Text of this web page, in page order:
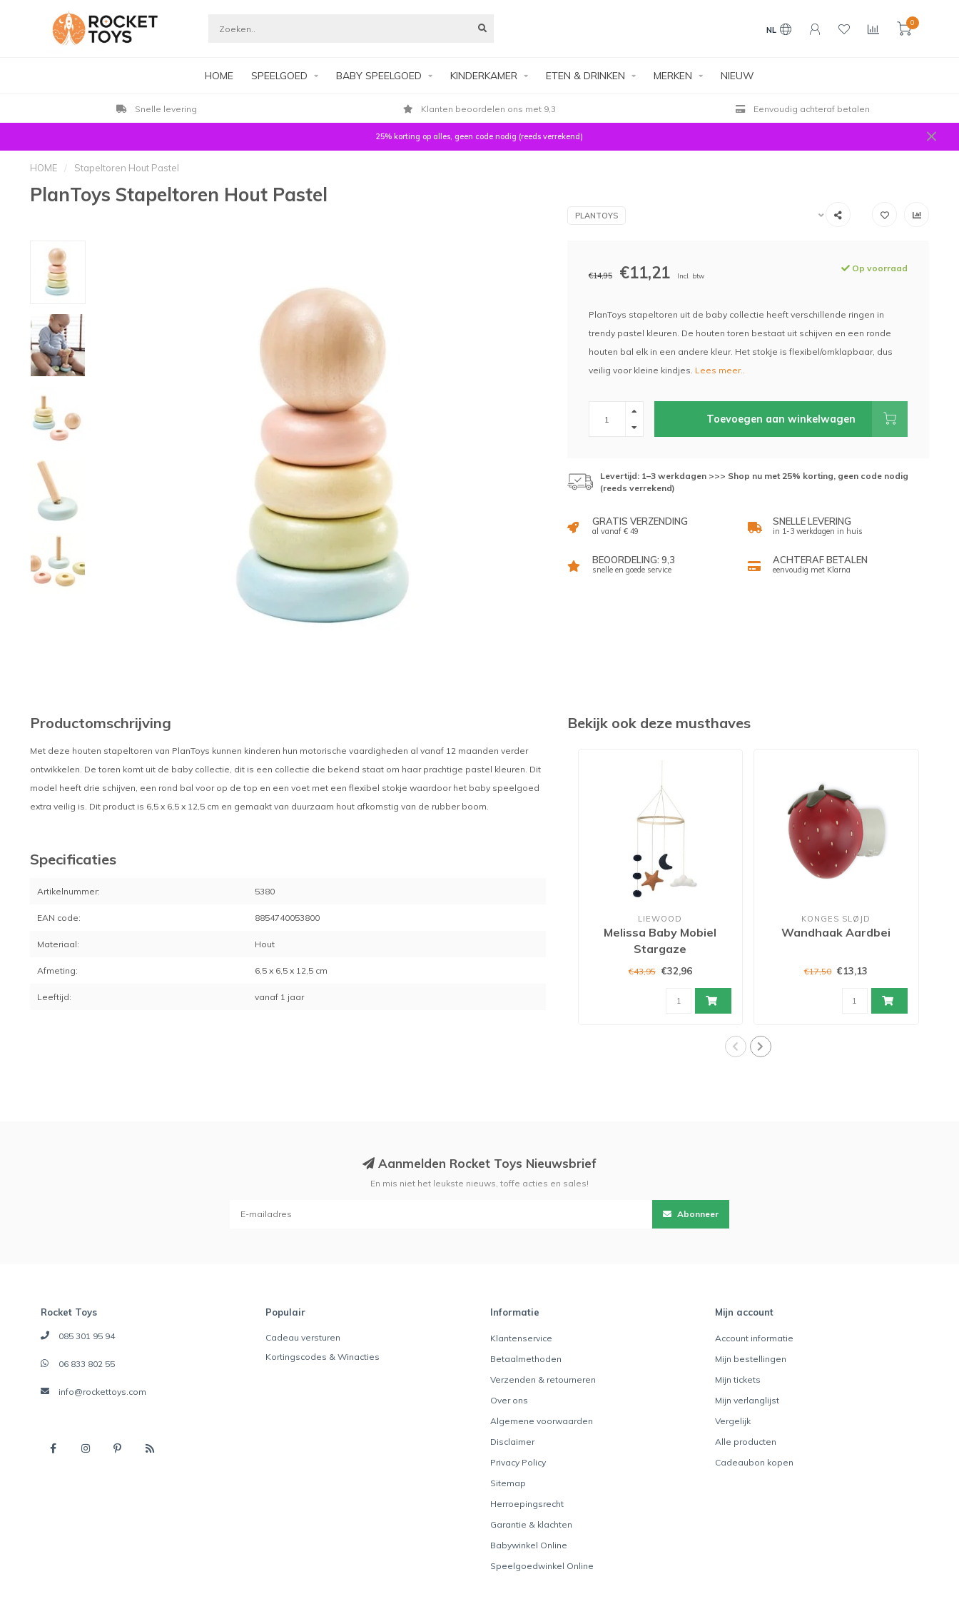
NL
0
HOME SPEELGOED BABY SPEELGOED KINDERKAMER ETEN & DRINKEN MERKEN NIEUW
Snelle levering Klanten beoordelen ons met 9,3 Eenvoudig achteraf betalen
25% korting op alles, geen code nodig (reeds verrekend)
HOME / Stapeltoren Hout Pastel
PlanToys Stapeltoren Hout Pastel
PLANTOYS
€14,95 €11,21 Incl. btw
Op voorraad
PlanToys stapeltoren uit de baby collectie heeft verschillende ringen in
trendy pastel kleuren. De houten toren bestaat uit schijven en een ronde
houten bal elk in een andere kleur. Het stokje is flexibel/omklapbaar, dus
veilig voor kleine kindjes. Lees meer..
Toevoegen aan winkelwagen
Levertijd: 1–3 werkdagen >>> Shop nu met 25% korting, geen code nodig
(reeds verrekend)
GRATIS VERZENDING
al vanaf € 49
SNELLE LEVERING
in 1-3 werkdagen in huis
BEOORDELING: 9,3
snelle en goede service
ACHTERAF BETALEN
eenvoudig met Klarna
Productomschrijving
Met deze houten stapeltoren van PlanToys kunnen kinderen hun motorische vaardigheden al vanaf 12 maanden verder
ontwikkelen. De toren komt uit de baby collectie, dit is een collectie die bekend staat om haar prachtige pastel kleuren. Dit
model heeft drie schijven, een rond bal voor op de top en een voet met een flexibel stokje waardoor het baby speelgoed
extra veilig is. Dit product is 6,5 x 6,5 x 12,5 cm en gemaakt van duurzaam hout afkomstig van de rubber boom.
Specificaties
Artikelnummer: 5380
EAN code: 8854740053800
Materiaal: Hout
Afmeting: 6,5 x 6,5 x 12,5 cm
Leeftijd: vanaf 1 jaar
Bekijk ook deze musthaves
LIEWOOD
Melissa Baby Mobiel
Stargaze
€43,95 €32,96
KONGES SLØJD
Wandhaak Aardbei
€17,50 €13,13
Aanmelden Rocket Toys Nieuwsbrief
En mis niet het leukste nieuws, toffe acties en sales!
Abonneer
Rocket Toys
085 301 95 94
06 833 802 55
info@rockettoys.com
Populair
Cadeau versturen
Kortingscodes & Winacties
Informatie
Klantenservice
Betaalmethoden
Verzenden & retourneren
Over ons
Algemene voorwaarden
Disclaimer
Privacy Policy
Sitemap
Herroepingsrecht
Garantie & klachten
Babywinkel Online
Speelgoedwinkel Online
Mijn account
Account informatie
Mijn bestellingen
Mijn tickets
Mijn verlanglijst
Vergelijk
Alle producten
Cadeaubon kopen